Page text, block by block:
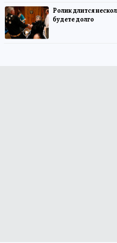
Ролик длится
будете долго